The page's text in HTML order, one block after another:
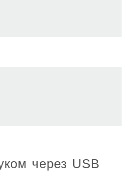
через USB